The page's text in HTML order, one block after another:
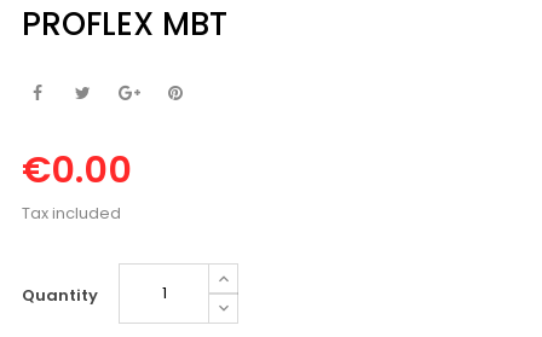
PROFLEX MBT
€0.00
Tax included
Quantity